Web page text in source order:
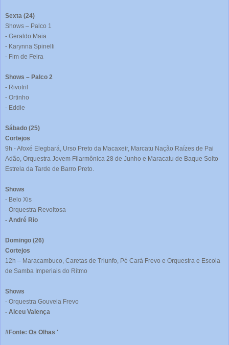
Sexta (24)
Shows – Palco 1
- Geraldo Maia
- Karynna Spinelli
- Fim de Feira
Shows – Palco 2
- Rivotril
- Ortinho
- Eddie
Sábado (25)
Cortejos
9h - Afoxé Elegbará, Urso Preto da Macaxeir, Marcatu Nação Raízes de Pai
Adão, Orquestra Jovem Filarmônica 28 de Junho e Maracatu de Baque Solto
Estrela da Tarde de Barro Preto.
Shows
- Belo Xis
- Orquestra Revoltosa
- André Rio
Domingo (26)
Cortejos
12h – Maracambuco, Caretas de Triunfo, Pé Cará Frevo e Orquestra e Escola
de Samba Imperiais do Ritmo
Shows
- Orquestra Gouveia Frevo
- Alceu Valença
#Fonte: Os Olhas '